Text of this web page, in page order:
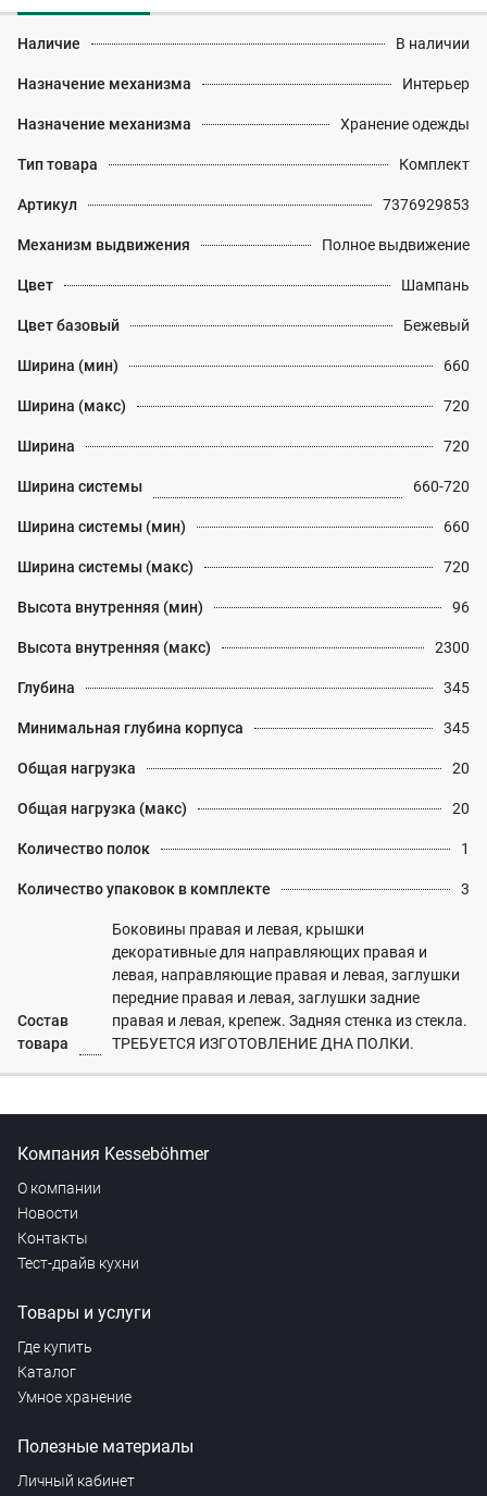
Наличие В наличии
Назначение механизма Интерьер
Назначение механизма Хранение одежды
Тип товара Комплект
Артикул 7376929853
Механизм выдвижения Полное выдвижение
Цвет Шампань
Цвет базовый Бежевый
Ширина (мин) 660
Ширина (макс) 720
Ширина 720
Ширина системы 660-720
Ширина системы (мин) 660
Ширина системы (макс) 720
Высота внутренняя (мин) 96
Высота внутренняя (макс) 2300
Глубина 345
Минимальная глубина корпуса 345
Общая нагрузка 20
Общая нагрузка (макс) 20
Количество полок 1
Количество упаковок в комплекте 3
Состав
товара
Боковины правая и левая, крышки
декоративные для направляющих правая и
левая, направляющие правая и левая, заглушки
передние правая и левая, заглушки задние
правая и левая, крепеж. Задняя стенка из стекла.
ТРЕБУЕТСЯ ИЗГОТОВЛЕНИЕ ДНА ПОЛКИ.
Компания Kesseböhmer
О компании
Новости
Контакты
Тест-драйв кухни
Товары и услуги
Где купить
Каталог
Умное хранение
Полезные материалы
Личный кабинет